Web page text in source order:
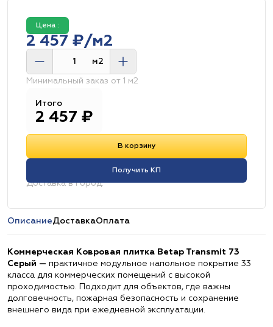
Цена :
2 457 ₽/м2
м2
Минимальный заказ от 1 м2
Итого
2 457 ₽
В корзину
Получить КП
Доставка в город:
ОписаниеДоставкаОплата
Коммерческая Ковровая плитка Betap Transmit 73
Серый — практичное модульное напольное покрытие 33
класса для коммерческих помещений с высокой
проходимостью. Подходит для объектов, где важны
долговечность, пожарная безопасность и сохранение
внешнего вида при ежедневной эксплуатации.